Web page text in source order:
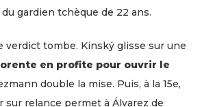
gardien tchèque de 22 ans.
verdict tombe. Kinský glisse sur une
en profite pour ouvrir le
double la mise. Puis, à la 15e,
sur relance permet à Álvarez de